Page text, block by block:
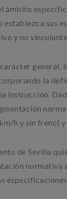
ámbito
establezca sus
y no
la
instrucción.
h y sin freno)
de Sevilla
normativa